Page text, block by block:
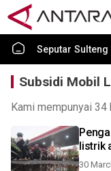
Seputar Sulteng
Subsidi Mobil
Kami mempunyai
listrik
30